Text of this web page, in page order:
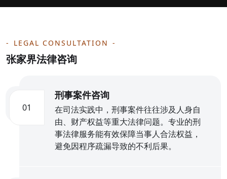
LEGAL CONSULTATION
张家界法律咨询
01
刑事案件咨询
在司法实践中，刑事案件往往涉及人身自
由、财产权益等重大法律问题。专业的刑
事法律服务能有效保障当事人合法权益，
避免因程序疏漏导致的不利后果。